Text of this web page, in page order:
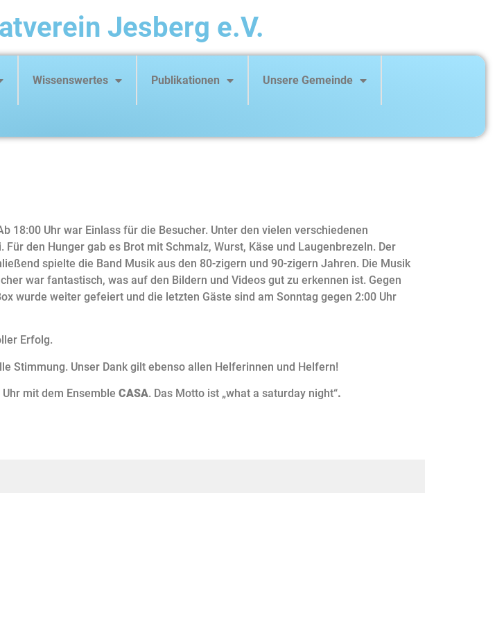
Jesberg e.V.
Wissenswertes Publikationen Unsere Gemeinde
Uhr war Einlass für die Besucher. Unter den vielen verschiedenen
den Hunger gab es Brot mit Schmalz, Wurst, Käse und Laugenbrezeln. Der
spielte die Band Musik aus den 80-zigern und 90-zigern Jahren. Die Musik
war fantastisch, was auf den Bildern und Videos gut zu erkennen ist. Gegen
wurde weiter gefeiert und die letzten Gäste sind am Sonntag gegen 2:00 Uhr
Erfolg.
Stimmung. Unser Dank gilt ebenso allen Helferinnen und Helfern!
mit dem Ensemble CASA. Das Motto ist „what a saturday night“.